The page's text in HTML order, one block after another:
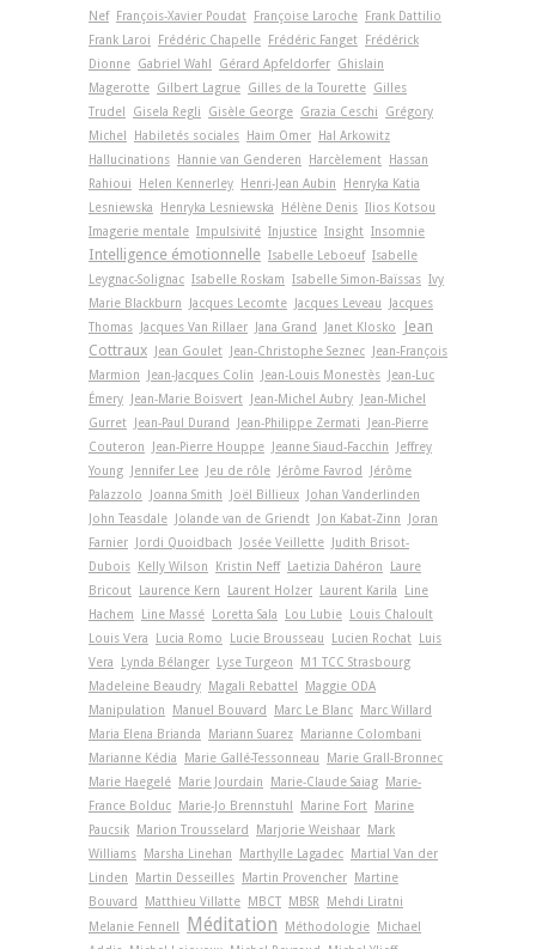
Nef François-Xavier Poudat Françoise Laroche Frank Dattilio
Frank Laroi
Frédéric Chapelle Frédéric Fanget Frédérick
Dionne Gabriel Wahl Gérard Apfeldorfer Ghislain
Magerotte Gilbert Lagrue Gilles de la Tourette Gilles
Trudel
Gisela Regli Gisèle George Grazia Ceschi
Grégory
Michel
Habiletés sociales Haim Omer Hal Arkowitz
Hallucinations Hannie van Genderen Harcèlement Hassan
Rahioui
Helen Kennerley Henri-Jean Aubin
Henryka Katia
Lesniewska
Henryka Lesniewska Hélène Denis Ilios Kotsou
Imagerie mentale Impulsivité Injustice Insight Insomnie
Intelligence émotionnelle Isabelle Leboeuf Isabelle
Leygnac-Solignac Isabelle Roskam Isabelle Simon-Baïssas Ivy
Marie Blackburn
Jacques Lecomte Jacques Leveau
Jacques
Thomas Jacques Van Rillaer Jana Grand Janet Klosko
Jean
Cottraux Jean Goulet Jean-Christophe Seznec Jean-François
Marmion
Jean-Jacques Colin Jean-Louis Monestès Jean-Luc
Émery Jean-Marie Boisvert Jean-Michel Aubry Jean-Michel
Gurret Jean-Paul Durand Jean-Philippe Zermati
Jean-Pierre
Couteron
Jean-Pierre Houppe Jeanne Siaud-Facchin
Jeffrey
Young Jennifer Lee Jeu de rôle Jérôme Favrod
Jérôme
Palazzolo
Joanna Smith Joël Billieux Johan Vanderlinden
John Teasdale Jolande van de Griendt Jon Kabat-Zinn
Joran
Farnier Jordi Quoidbach Josée Veillette Judith Brisot-
Dubois Kelly Wilson Kristin Neff Laetizia Dahéron
Laure
Bricout Laurence Kern Laurent Holzer Laurent Karila
Line
Hachem
Line Massé Loretta Sala Lou Lubie Louis Chaloult
Louis Vera
Lucia Romo Lucie Brousseau Lucien Rochat Luis
Vera
Lynda Bélanger Lyse Turgeon
M1 TCC Strasbourg
Madeleine Beaudry Magali Rebattel
Maggie ODA
Manipulation
Manuel Bouvard Marc Le Blanc Marc Willard
Maria Elena Brianda
Mariann Suarez Marianne Colombani
Marianne Kédia
Marie Gallé-Tessonneau
Marie Grall-Bronnec
Marie Haegelé Marie Jourdain Marie-Claude Saiag Marie-
France Bolduc Marie-Jo Brennstuhl Marine Fort Marine
Paucsik Marion Trousselard Marjorie Weishaar Mark
Williams Marsha Linehan Marthylle Lagadec Martial Van der
Linden
Martin Desseilles Martin Provencher Martine
Bouvard
Matthieu Villatte MBCT MBSR
Mehdi Liratni
Melanie Fennell
Méditation Méthodologie Michael